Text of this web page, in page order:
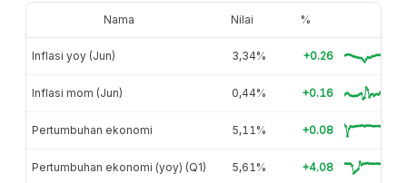
Nama Nilai %
Inflasi yoy (Jun) 3,34% +0.26
Inflasi mom (Jun) 0,44% +0.16
Pertumbuhan ekonomi 5,11% +0.08
Pertumbuhan ekonomi (yoy) (Q1) 5,61% +4.08